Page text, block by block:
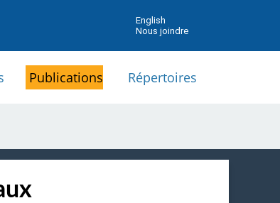
English
Nous joindre
Publications Répertoires